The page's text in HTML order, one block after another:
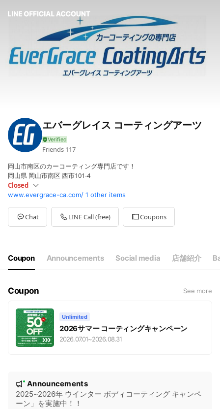
エバーグレイス コーティングアーツ
Friends 117
岡山市南区のカーコーティング専門店です！
岡山県 岡山市南区 西市101-4
Closed
SunClosed
Mon09:30 - 19:30
Tue09:30 - 19:30
Wed09:30 - 19:30
19:30以降のご入庫・納車のご対応もご相談下さい/日祝休業
www.evergrace-ca.com/ 1 other items
Chat LINE Call (free) Coupons
Coupon Announcements Social media 店舗紹介
Coupon See more
Unlimited
2026サマー コーティングキャンペーン
2026.07.01~2026.08.31
New
Announcements
2025~2026年 ウインター ボディコーティング キャンペ
ーン」を実施中！！